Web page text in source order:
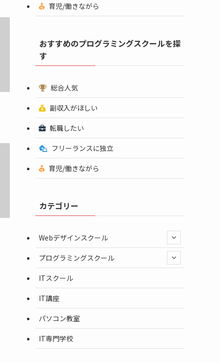
育児/働きながら
おすすめのプログラミングスクールを探
す
総合人気
副収入がほしい
転職したい
フリーランスに独立
育児/働きながら
カテゴリー
Webデザインスクール
プログラミングスクール
ITスクール
IT講座
パソコン教室
IT専門学校